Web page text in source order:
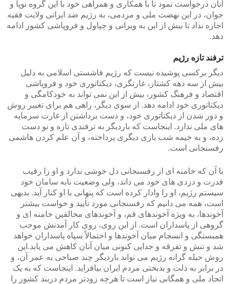
آنان درخواست نمود تا با همکاری و همراهی خود با این گروه نوپا و
جوان، در این نهضت ملی و مردمی، به رژیم ضد ایرانی ولایت فقیه
اجازه نداد تا بیش از این به ویرانی و چپاول و فروپاشی کشور ادامه
دهد.
ترفند تازه رژیم
دیگر برکسی پوشیده نیست که رژیم فاشستی اسلامی به دلیل
بیش از سه دهه کشتار، غارتگری، دیکتاتوری خود و فروپاشی
اقتصاد و فرهنگ کشور، بیش از این نمی تواند به خودکامگی و
دیکتاتوری خود ادامه دهد. از سوی دیگر، راهی هم برای تغییر روش
و دور شدن از دیکتاتوری خود، و دست برداشتن از غارت سرمایه
های ملی ندارد. اینجاست که باردیگر به ترفندی تازه و نو دست
زده، و به خیمه شب بازی دیگری پرداخته، و آن علم کردن هاشمی
رفسنجانی است.
با آن که خامنه ای از رفسنجانی دل خوشی ندارد و او را رقیب
قدرت و دزدی های خود می داند، ولی وضعیت نابه سامان خود
سیستم رژیم، او را وادار کرده است که پنهانی با او کنار آید. بدیهی
است، همه می دانیم که رفسنجانی مورد تأیید و خواست بیشتر
آخوندها، به ویژه آخوندهای قم، و آخوندهای مخالفین خامنه ای و
گروهی از پاسداران است. از این روی، روی کار آمدنش موجب
همبستگی و انسجام میان آخوندها و احتمالاً سپاه پاسداران خواهد
شد و تنش و تفرقه و جدایی کنونی میان آنان کاهش می یابد.این
روش حیله گرانه رژیم می تواند باردیگر چند صباحی به عمر آن، و
در برابر به ذلت و بدبختی مردم ایران بیافزاید. اینجاست که به یک
اتحاد ملی و همگانی نیاز است تا هرچه زودتر مردم دربند کشور را